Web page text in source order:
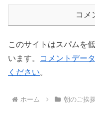
コメ
このサイトはスパムを
います。
コメントデー
ください。
ホーム 朝のご挨